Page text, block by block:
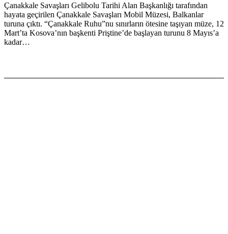
Çanakkale Savaşları Gelibolu Tarihi Alan Başkanlığı tarafından
hayata geçirilen Çanakkale Savaşları Mobil Müzesi, Balkanlar
turuna çıktı. “Çanakkale Ruhu”nu sınırların ötesine taşıyan müze, 12
Mart’ta Kosova’nın başkenti Priştine’de başlayan turunu 8 Mayıs’a
kadar…